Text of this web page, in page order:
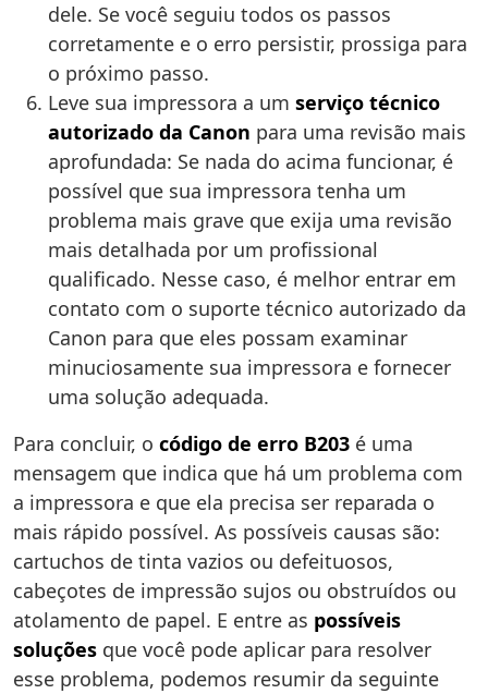
dele. Se você seguiu todos os passos
corretamente e o erro persistir, prossiga para
o próximo passo.
Leve sua impressora a um serviço técnico
autorizado da Canon para uma revisão mais
aprofundada: Se nada do acima funcionar, é
possível que sua impressora tenha um
problema mais grave que exija uma revisão
mais detalhada por um profissional
qualificado. Nesse caso, é melhor entrar em
contato com o suporte técnico autorizado da
Canon para que eles possam examinar
minuciosamente sua impressora e fornecer
uma solução adequada.
Para concluir, o código de erro B203 é uma
mensagem que indica que há um problema com
a impressora e que ela precisa ser reparada o
mais rápido possível. As possíveis causas são:
cartuchos de tinta vazios ou defeituosos,
cabeçotes de impressão sujos ou obstruídos ou
atolamento de papel. E entre as possíveis
soluções que você pode aplicar para resolver
esse problema, podemos resumir da seguinte